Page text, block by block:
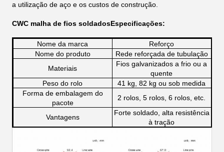
a utilização de aço e os custos de construção.
CWC malha de fios soldadosEspecificações:
Nome da marca
Reforço
Nome do produto
Rede reforçada de tubulação
Materiais
Fios galvanizados a frio ou a
quente
Peso do rolo
41 kg, 82 kg ou sob medida
Forma de embalagem do
pacote
2 rolos, 5 rolos, 6 rolos, etc.
Vantagens
Forte soldado, alta resistência
à tração